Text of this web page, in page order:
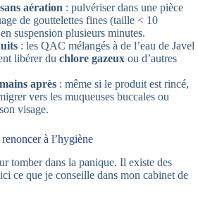
aération : pulvériser dans une pièce
de gouttelettes fines (taille < 10
suspension plusieurs minutes.
: les QAC mélangés à de l’eau de Javel
libérer du chlore gazeux ou d’autres
après : même si le produit est rincé,
vers les muqueuses buccales ou
visage.
à l’hygiène
tomber dans la panique. Il existe des
ce que je conseille dans mon cabinet de